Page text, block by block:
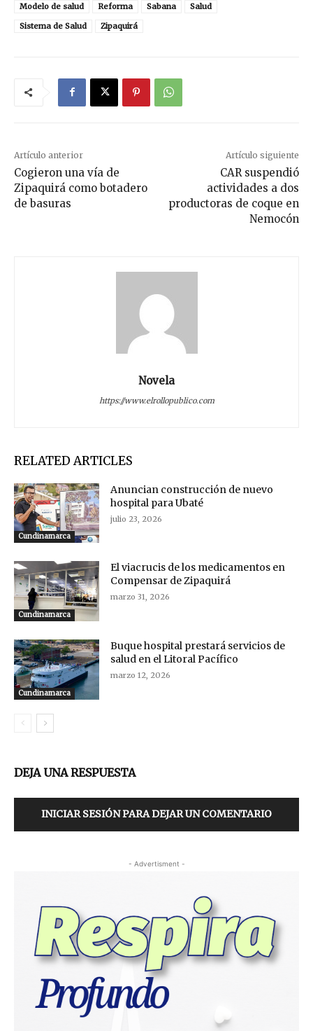
Modelo de salud
Reforma Sabana
Salud
Sistema de Salud
Zipaquirá
Artículo anterior
Cogieron una vía de
Zipaquirá como botadero
de basuras
Artículo siguiente
CAR suspendió
actividades a dos
productoras de coque en
Nemocón
Novela
https://www.elrollopublico.com
RELATED ARTICLES
Cundinamarca
Anuncian construcción de nuevo
hospital para Ubaté
julio 23, 2026
Cundinamarca
El viacrucis de los medicamentos en
Compensar de Zipaquirá
marzo 31, 2026
Cundinamarca
Buque hospital prestará servicios de
salud en el Litoral Pacífico
marzo 12, 2026
DEJA UNA RESPUESTA
INICIAR SESIÓN PARA DEJAR UN COMENTARIO
- Advertisment -